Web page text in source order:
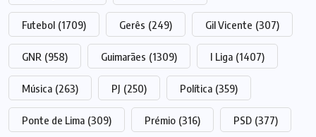
Futebol (1709) Gerês (249) Gil Vicente (307)
GNR (958) Guimarães (1309) I Liga (1407)
Música (263) PJ (250) Política (359)
Ponte de Lima (309) Prémio (316) PSD (377)